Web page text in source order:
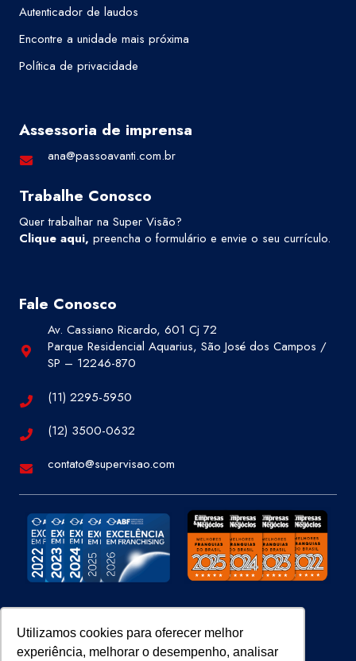
Utilizamos cookies para oferecer melhor
experiência, melhorar o desempenho, analisar
Autenticador de laudos
Encontre a unidade mais próxima
Política de privacidade
Assessoria de imprensa
ana@passoavanti.com.br
Trabalhe Conosco
Quer trabalhar na Super Visão?
Clique aqui, preencha o formulário e envie o seu currículo.
Fale Conosco
Av. Cassiano Ricardo, 601 Cj 72
Parque Residencial Aquarius, São José dos Campos /
SP – 12246-870
(11) 2295-5950
(12) 3500-0632
contato@supervisao.com
Site 100% Seguro